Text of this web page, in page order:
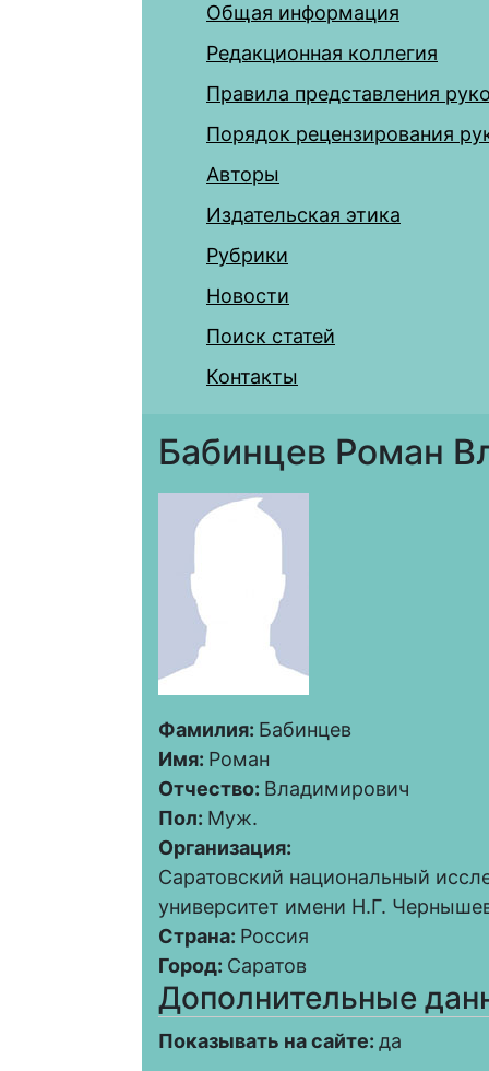
Общая информация
Редакционная коллегия
Правила представления
Порядок рецензирования
Авторы
Издательская этика
Рубрики
Новости
Поиск статей
Контакты
Бабинцев Роман
Фамилия: Бабинцев
Имя: Роман
Отчество: Владимирович
Пол: Муж.
Организация:
Саратовский национальный
университет имени Н.Г.
Страна: Россия
Город: Саратов
Дополнительные
Показывать на сайте: да